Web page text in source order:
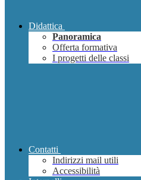
Didattica
Panoramica
Offerta formativa
I progetti delle classi
Contatti
Indirizzi mail utili
Accessibilità